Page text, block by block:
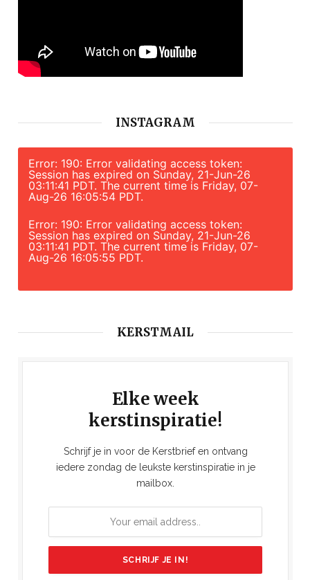
INSTAGRAM
Error: 190: Error validating access token:
Session has expired on Sunday, 21-Jun-26
03:11:41 PDT. The current time is Friday, 07-
Aug-26 16:05:54 PDT.
Error: 190: Error validating access token:
Session has expired on Sunday, 21-Jun-26
03:11:41 PDT. The current time is Friday, 07-
Aug-26 16:05:55 PDT.
KERSTMAIL
Elke week
kerstinspiratie!
Schrijf je in voor de Kerstbrief en ontvang
iedere zondag de leukste kerstinspiratie in je
mailbox.